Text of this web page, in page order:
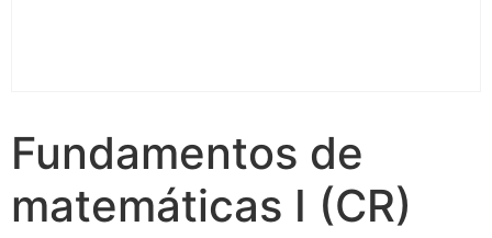
Fundamentos de
matemáticas I (CR)